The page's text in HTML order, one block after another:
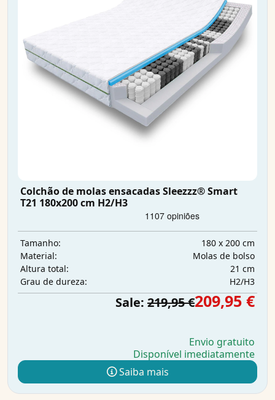
Colchão de molas ensacadas Sleezzz® Smart
T21 180x200 cm H2/H3
Tamanho:
180 x 200 cm
Material:
Molas de bolso
Altura total:
21 cm
Grau de dureza:
H2/H3
Sale: 219,95 €209,95 €
Envio gratuito
Disponível imediatamente
Saiba mais